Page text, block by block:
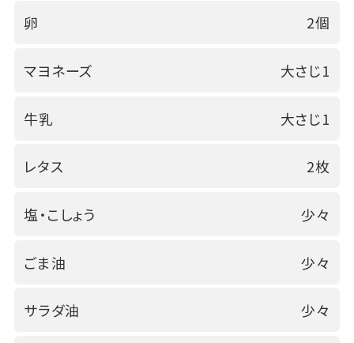
卵 2個
マヨネーズ 大さじ1
牛乳 大さじ1
レタス 2枚
塩・こしょう 少々
ごま油 少々
サラダ油 少々